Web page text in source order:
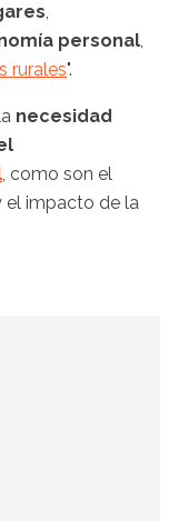
,
personal,
rurales".
necesidad
, como son el
el impacto de la